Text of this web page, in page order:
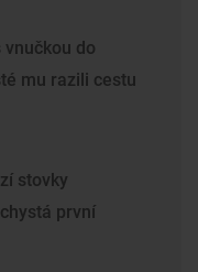
vnučkou do
mu razili cestu
stovky
první